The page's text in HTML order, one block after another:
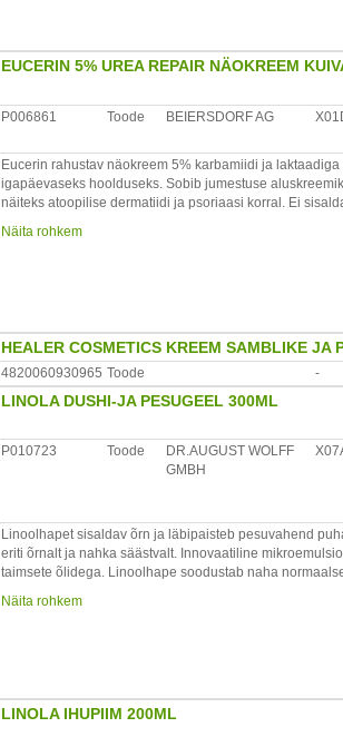
Maaletooja: Remedica, Pärnu mnt 501, Laagri 76401
EUCERIN 5% UREA REPAIR NÄOKREEM
P006861 Toode BEIERSDORF AG
Eucerin rahustav näokreem 5% karbamiidi ja
igapäevaseks hoolduseks. Sobib jumestuse
näiteks atoopilise dermatiidi ja psoriaasi korral. Ei
Kliinilised ja dermatoloogilised uuringud näitavad:
Koostis: Aqua, Urea, Glycerin, Caprylic/Capric
Triisostearin, Cetyl Alcohol, Sodium Lactate, Glyceryl
Methylparaben, Lactic Acid, Lanolin Alcohol,
Päritolumaa: Saksamaa
Näita rohkem
HEALER COSMETICS KREEM SAMBLIKE JA
4820060930965 Toode -
LINOLA DUSHI-JA PESUGEEL 300ML
P010723 Toode
DR.AUGUST WOLFF
GMBH
Linoolhapet sisaldav õrn ja läbipaisteb pesuvahend
eriti õrnalt ja nahka säästvalt. Innovaatiline
taimsete õlidega. Linoolhape soodustab naha
muutub nahk pehmeks ja siledaks. Sobib lastele, sest
Näita rohkem
LINOLA IHUPIIM 200ML